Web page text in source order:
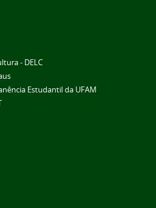
- DELC
Estudantil da UFAM